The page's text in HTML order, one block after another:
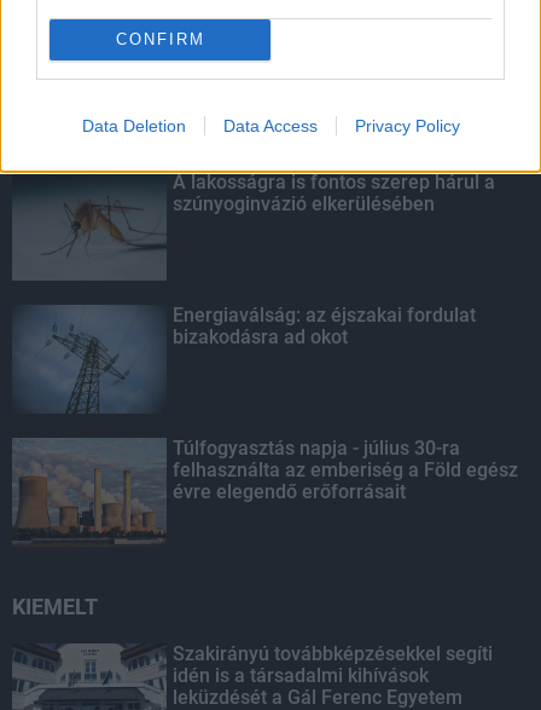
CONFIRM
Data Deletion Data Access Privacy Policy
HIRDETÉS
LEGOLVASOTTABB
A lakosságra is fontos szerep hárul a
szúnyoginvázió elkerülésében
Energiaválság: az éjszakai fordulat
bizakodásra ad okot
Túlfogyasztás napja - július 30-ra
felhasználta az emberiség a Föld egész
évre elegendő erőforrásait
KIEMELT
Szakirányú továbbképzésekkel segíti
idén is a társadalmi kihívások
leküzdését a Gál Ferenc Egyetem